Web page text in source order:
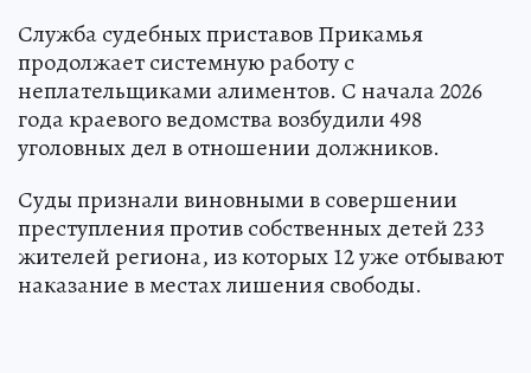
Служба судебных приставов Прикамья
продолжает системную работу с
неплательщиками алиментов. С начала 2026
года краевого ведомства возбудили 498
уголовных дел в отношении должников.
Суды признали виновными в совершении
преступления против собственных детей 233
жителей региона, из которых 12 уже отбывают
наказание в местах лишения свободы.